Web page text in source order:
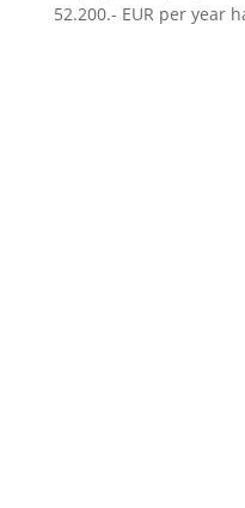
52.200.- EUR per year